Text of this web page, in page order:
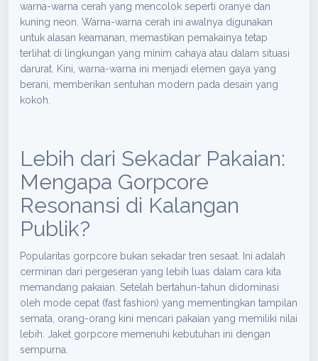
warna-warna cerah yang mencolok seperti oranye dan
kuning neon. Warna-warna cerah ini awalnya digunakan
untuk alasan keamanan, memastikan pemakainya tetap
terlihat di lingkungan yang minim cahaya atau dalam situasi
darurat. Kini, warna-warna ini menjadi elemen gaya yang
berani, memberikan sentuhan modern pada desain yang
kokoh.
Lebih dari Sekadar Pakaian:
Mengapa Gorpcore
Resonansi di Kalangan
Publik?
Popularitas gorpcore bukan sekadar tren sesaat. Ini adalah
cerminan dari pergeseran yang lebih luas dalam cara kita
memandang pakaian. Setelah bertahun-tahun didominasi
oleh mode cepat (fast fashion) yang mementingkan tampilan
semata, orang-orang kini mencari pakaian yang memiliki nilai
lebih. Jaket gorpcore memenuhi kebutuhan ini dengan
sempurna.